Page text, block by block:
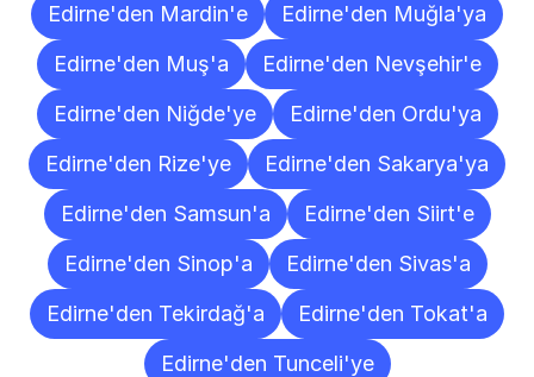
Edirne'den Mardin'e
Edirne'den Muğla'ya
Edirne'den Muş'a
Edirne'den Nevşehir'e
Edirne'den Niğde'ye
Edirne'den Ordu'ya
Edirne'den Rize'ye
Edirne'den Sakarya'ya
Edirne'den Samsun'a
Edirne'den Siirt'e
Edirne'den Sinop'a
Edirne'den Sivas'a
Edirne'den Tekirdağ'a
Edirne'den Tokat'a
Edirne'den Tunceli'ye